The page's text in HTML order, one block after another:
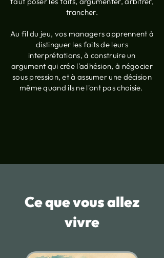
trancher.
Au fil du jeu, vos managers apprennent à
distinguer les faits de leurs
interprétations, à construire un
argument qui crée l'adhésion, à négocier
sous pression, et à assumer une décision
même quand ils ne l'ont pas choisie.
Ce que vous allez
vivre